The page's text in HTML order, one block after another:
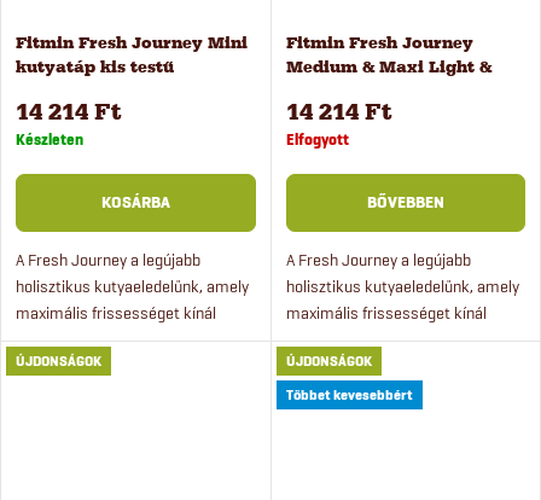
s
e
a
Fitmin Fresh Journey Mini
kutyatáp kis testű
14 214 Ft
Készleten
KOSÁRBA
A Fresh Journey a legújabb
holisztikus kutyaeledelünk, amely
maximális frissességet kínál
(akár 80%-kal frissebb, mint a
hagyományos száraztápok), és
Fitmin Fresh Journey
Medium & Maxi Light &
kg
14 214 Ft
Elfogyott
BŐVEBBEN
A Fresh Journey a legújabb
holisztikus kutyaeledelünk, amely
maximális frissességet kínál
(akár 80%-kal frissebb, mint a
hagyományos száraztápok), és
kiemelkedő minőséget biztosít.
ÚJDONSÁGOK
ÚJDONSÁGOK
Többet kevesebbért